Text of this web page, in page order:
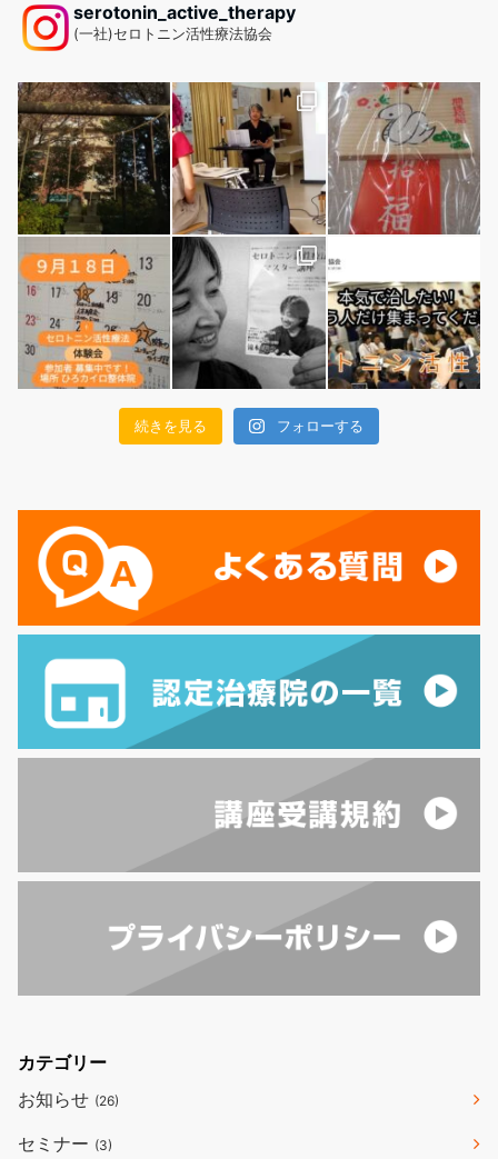
serotonin_active_therapy
(一社)セロトニン活性療法協会
続きを見る フォローする
カテゴリー
お知らせ (26)
セミナー (3)